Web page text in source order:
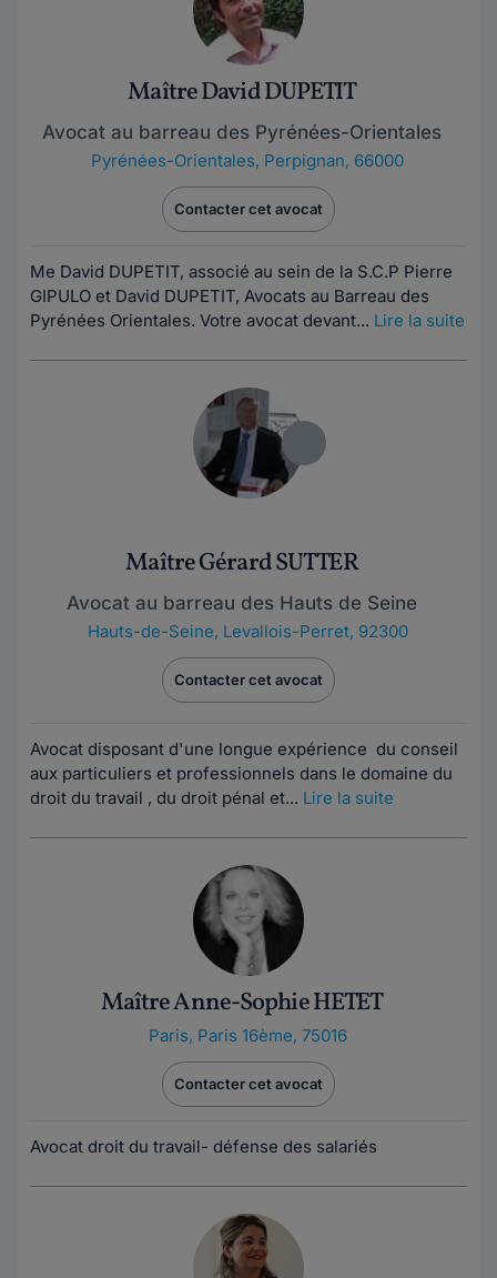
Maître David DUPETIT
Avocat au barreau des Pyrénées-Orientales
Pyrénées-Orientales, Perpignan, 66000
Contacter cet avocat
Me David DUPETIT, associé au sein de la S.C.P Pierre
GIPULO et David DUPETIT, Avocats au Barreau des
Pyrénées Orientales. Votre avocat devant... Lire la suite
Maître Gérard SUTTER
Avocat au barreau des Hauts de Seine
Hauts-de-Seine, Levallois-Perret, 92300
Contacter cet avocat
Avocat disposant d'une longue expérience du conseil
aux particuliers et professionnels dans le domaine du
droit du travail , du droit pénal et... Lire la suite
Maître Anne-Sophie HETET
Paris, Paris 16ème, 75016
Contacter cet avocat
Avocat droit du travail- défense des salariés